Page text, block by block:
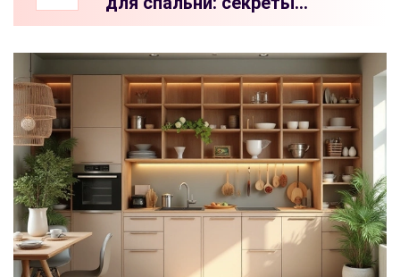
идеального оттенка